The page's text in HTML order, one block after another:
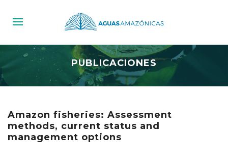
PUBLICACIONES
Amazon fisheries: Assessment
methods, current status and
management options